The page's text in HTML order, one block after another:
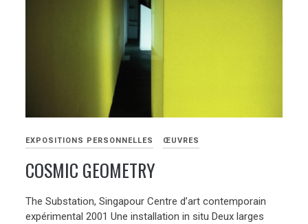
EXPOSITIONS PERSONNELLES ŒUVRES
COSMIC GEOMETRY
The Substation, Singapour Centre d’art contemporain
expérimental 2001 Une installation in situ Deux larges